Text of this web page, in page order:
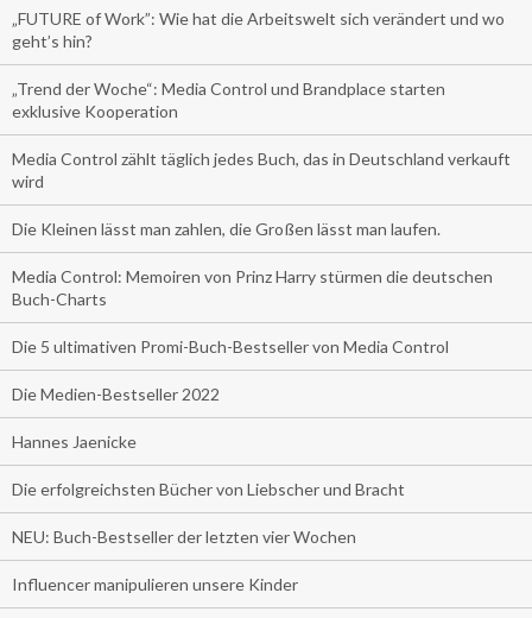
„FUTURE of Work”: Wie hat die Arbeitswelt sich verändert und wo
geht’s hin?
„Trend der Woche“: Media Control und Brandplace starten
exklusive Kooperation
Media Control zählt täglich jedes Buch, das in Deutschland verkauft
wird
Die Kleinen lässt man zahlen, die Großen lässt man laufen.
Media Control: Memoiren von Prinz Harry stürmen die deutschen
Buch-Charts
Die 5 ultimativen Promi-Buch-Bestseller von Media Control
Die Medien-Bestseller 2022
Hannes Jaenicke
Die erfolgreichsten Bücher von Liebscher und Bracht
NEU: Buch-Bestseller der letzten vier Wochen
Influencer manipulieren unsere Kinder